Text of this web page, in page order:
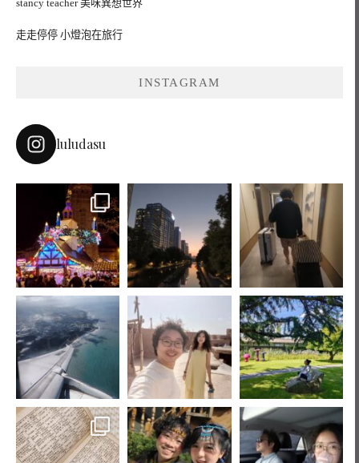
stancy teacher 美味異想世界
走走停停 小燈泡在旅行
INSTAGRAM
luludasu